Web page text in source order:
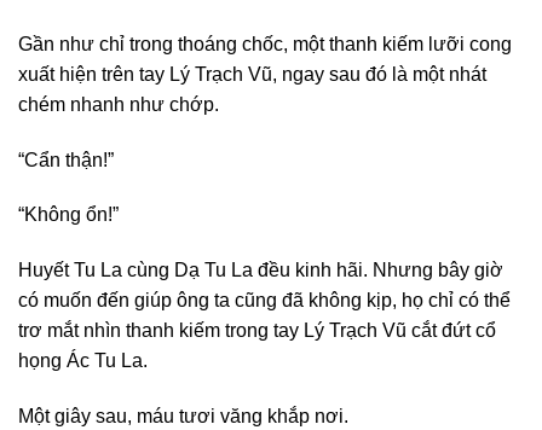
Gần như chỉ trong thoáng chốc, một thanh kiếm lưỡi cong
xuất hiện trên tay Lý Trạch Vũ, ngay sau đó là một nhát
chém nhanh như chớp.
“Cẩn thận!”
“Không ổn!”
Huyết Tu La cùng Dạ Tu La đều kinh hãi. Nhưng bây giờ
có muốn đến giúp ông ta cũng đã không kịp, họ chỉ có thể
trơ mắt nhìn thanh kiếm trong tay Lý Trạch Vũ cắt đứt cổ
họng Ác Tu La.
Một giây sau, máu tươi văng khắp nơi.